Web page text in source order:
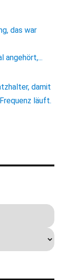
das war
angehört,...
damit
läuft.